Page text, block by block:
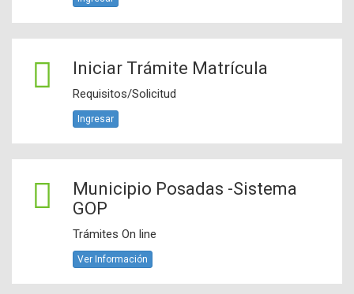
Iniciar Trámite Matrícula
Requisitos/Solicitud
Ingresar
Municipio Posadas -Sistema
GOP
Trámites On line
Ver Información